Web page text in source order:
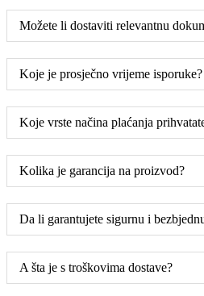
Možete li dostaviti relevantnu
Koje je prosječno vrijeme isporuke?
Koje vrste načina plaćanja
Kolika je garancija na proizvod?
Da li garantujete sigurnu i
A šta je s troškovima dostave?